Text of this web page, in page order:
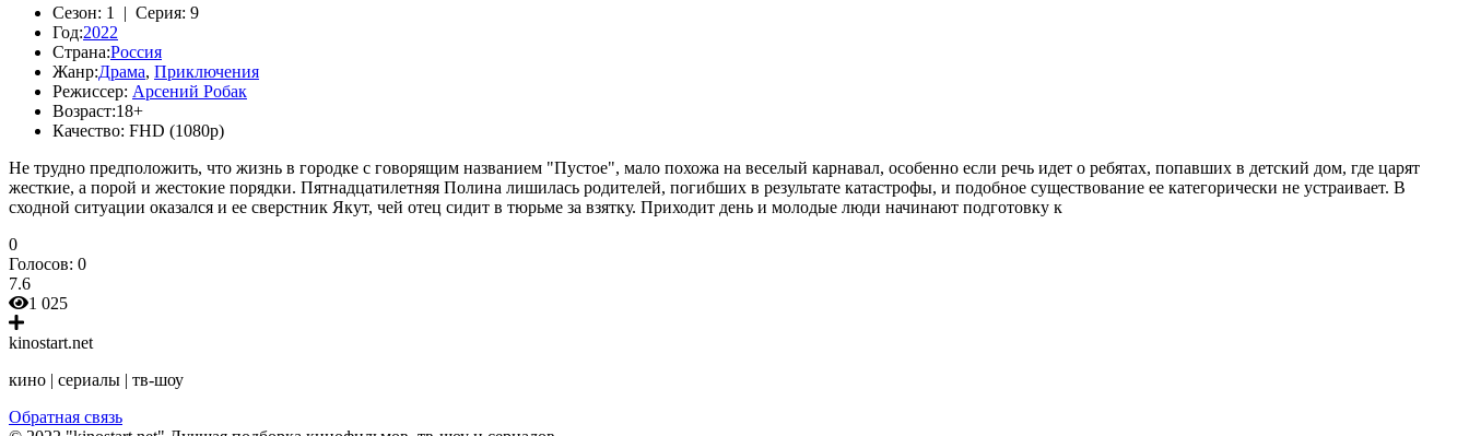
Сезон: 1 | Серия: 9
Год:2022
Страна:Россия
Жанр:Драма, Приключения
Режиссер: Арсений Робак
Возраст:18+
Качество: FHD (1080p)
Не трудно предположить, что жизнь в городке с говорящим названием "Пустое", мало похожа на веселый карнавал, особенно если речь идет о ребятах, попавших в детский дом, где царят
жесткие, а порой и жестокие порядки. Пятнадцатилетняя Полина лишилась родителей, погибших в результате катастрофы, и подобное существование ее категорически не устраивает. В
сходной ситуации оказался и ее сверстник Якут, чей отец сидит в тюрьме за взятку. Приходит день и молодые люди начинают подготовку к
0
Голосов: 0
7.6
1 025
kinostart.net
кино | сериалы | тв-шоу
Обратная связь